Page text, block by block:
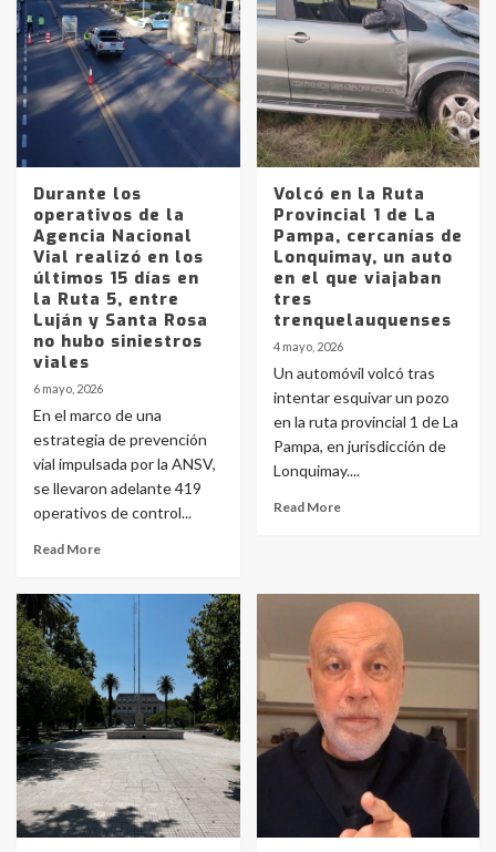
Durante los
operativos de la
Agencia Nacional
Vial realizó en los
últimos 15 días en
la Ruta 5, entre
Luján y Santa Rosa
no hubo siniestros
viales
6 mayo, 2026
En el marco de una
estrategia de prevención
vial impulsada por la ANSV,
se llevaron adelante 419
operativos de control...
Read More
Volcó en la Ruta
Provincial 1 de La
Pampa, cercanías de
Lonquimay, un auto
en el que viajaban
tres
trenquelauquenses
4 mayo, 2026
Un automóvil volcó tras
intentar esquivar un pozo
en la ruta provincial 1 de La
Pampa, en jurisdicción de
Lonquimay....
Read More